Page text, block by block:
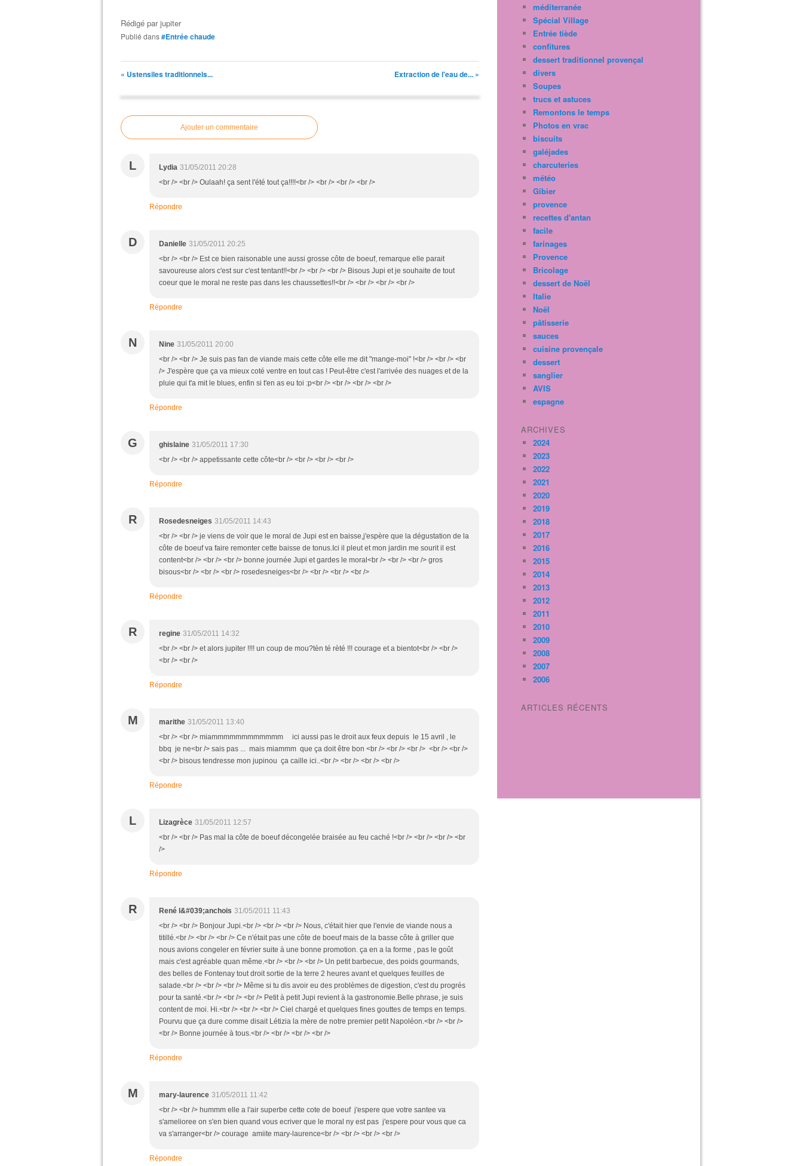
Rédigé parjupiter
Publié dans#Entrée chaude
« Ustensiles traditionnels... Extraction de l'eau de... »
Ajouter un commentaire
L Lydia 31/05/2011 20:28
<br /> <br /> Oulaah! ça sent l'été tout ça!!!!<br /> <br /> <br /> <br />
Répondre
D Danielle 31/05/2011 20:25
<br /> <br /> Est ce bien raisonable une aussi grosse côte de boeuf, remarque elle parait
savoureuse alors c'est sur c'est tentant!!<br /> <br /> <br /> Bisous Jupi et je souhaite de tout
coeur que le moral ne reste pas dans les chaussettes!!<br /> <br /> <br /> <br />
Répondre
N Nine 31/05/2011 20:00
<br /> <br /> Je suis pas fan de viande mais cette côte elle me dit "mange-moi" !<br /> <br /> <br
/> J'espère que ça va mieux coté ventre en tout cas ! Peut-être c'est l'arrivée des nuages et de la
pluie qui t'a mit le blues, enfin si t'en as eu toi :p<br /> <br /> <br /> <br />
Répondre
G ghislaine 31/05/2011 17:30
<br /> <br /> appetissante cette côte<br /> <br /> <br /> <br />
Répondre
R Rosedesneiges 31/05/2011 14:43
<br /> <br /> je viens de voir que le moral de Jupi est en baisse,j'espère que la dégustation de la
côte de boeuf va faire remonter cette baisse de tonus.Ici il pleut et mon jardin me sourit il est
content<br /> <br /> <br /> bonne journée Jupi et gardes le moral<br /> <br /> <br /> gros
bisous<br /> <br /> <br /> rosedesneiges<br /> <br /> <br /> <br />
Répondre
R regine 31/05/2011 14:32
<br /> <br /> et alors jupiter !!!! un coup de mou?tèn té rèté !!! courage et a bientot<br /> <br />
<br /> <br />
Répondre
M marithe 31/05/2011 13:40
<br /> <br /> miammmmmmmmmmmm ici aussi pas le droit aux feux depuis le 15 avril , le
bbq je ne<br /> sais pas ... mais miammm que ça doit être bon <br /> <br /> <br /> <br /> <br />
<br /> bisous tendresse mon jupinou ça caille ici..<br /> <br /> <br /> <br />
Répondre
L Lizagrèce 31/05/2011 12:57
<br /> <br /> Pas mal la côte de boeuf décongelée braisée au feu caché !<br /> <br /> <br /> <br
/>
Répondre
R René l&#039;anchois 31/05/2011 11:43
<br /> <br /> Bonjour Jupi.<br /> <br /> <br /> Nous, c'était hier que l'envie de viande nous a
titillé.<br /> <br /> <br /> Ce n'était pas une côte de boeuf mais de la basse côte à griller que
nous avions congeler en février suite à une bonne promotion. ça en a la forme , pas le goût
mais c'est agréable quan même.<br /> <br /> <br /> Un petit barbecue, des poids gourmands,
des belles de Fontenay tout droit sortie de la terre 2 heures avant et quelques feuilles de
salade.<br /> <br /> <br /> Même si tu dis avoir eu des problèmes de digestion, c'est du progrés
pour ta santé.<br /> <br /> <br /> Petit à petit Jupi revient à la gastronomie.Belle phrase, je suis
content de moi. Hi.<br /> <br /> <br /> Ciel chargé et quelques fines gouttes de temps en temps.
Pourvu que ça dure comme disait Létizia la mère de notre premier petit Napoléon.<br /> <br />
<br /> Bonne journée à tous.<br /> <br /> <br /> <br />
Répondre
M mary-laurence 31/05/2011 11:42
<br /> <br /> hummm elle a l'air superbe cette cote de boeuf j'espere que votre santee va
s'amelioree on s'en bien quand vous ecriver que le moral ny est pas j'espere pour vous que ca
va s'arranger<br /> courage amiite mary-laurence<br /> <br /> <br /> <br />
Répondre
méditerranée
Spécial Village
Entrée tiède
confitures
dessert traditionnel provençal
divers
Soupes
trucs et astuces
Remontons le temps
Photos en vrac
biscuits
galéjades
charcuteries
météo
Gibier
provence
recettes d'antan
facile
farinages
Provence
Bricolage
dessert de Noël
Italie
Noël
pâtisserie
sauces
cuisine provençale
dessert
sanglier
AVIS
espagne
ARCHIVES
2024
2023
2022
2021
2020
2019
2018
2017
2016
2015
2014
2013
2012
2011
2010
2009
2008
2007
2006
ARTICLES RÉCENTS